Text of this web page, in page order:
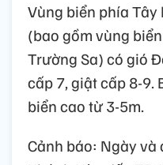
Vùng biển phía
(bao gồm vùng
Trường Sa) có gió
cấp 7, giật cấp 8-9.
biển cao từ 3-5m.
Cảnh báo: Ngày